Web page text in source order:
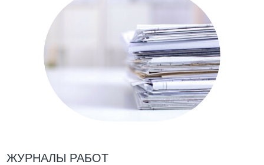
ЖУРНАЛЫ РАБОТ